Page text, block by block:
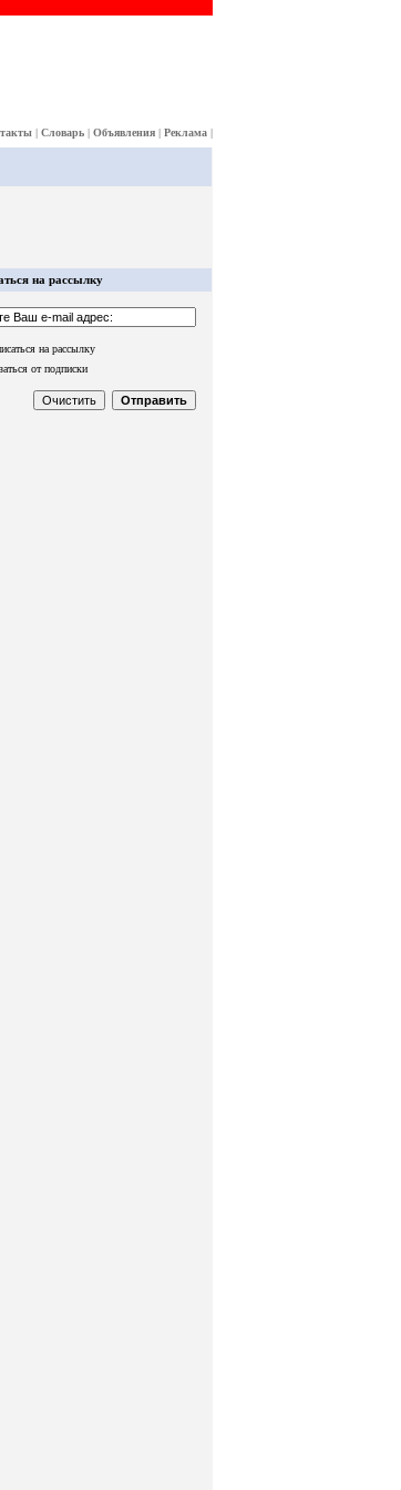
| Словарь | Объявления | Реклама |
на рассылку
на рассылку
от подписки